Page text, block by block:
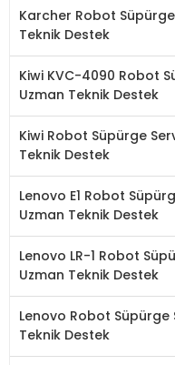
Karcher Robot
Teknik Destek
Kiwi KVC-4090 Robot
Uzman Teknik Destek
Kiwi Robot Süpürge
Teknik Destek
Lenovo E1 Robot
Uzman Teknik Destek
Lenovo LR-1 Robot
Uzman Teknik Destek
Lenovo Robot Süpürge
Teknik Destek